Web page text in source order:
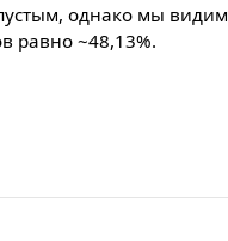
однако мы видим
равно ~48,13%.